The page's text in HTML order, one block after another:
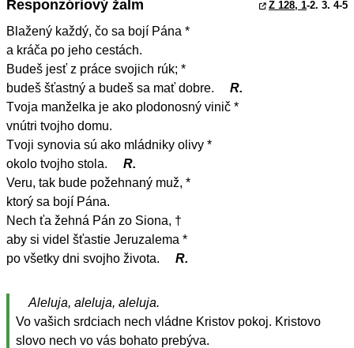
Responzóriový žalm Ž 128, 1-2. 3. 4-5
Blažený každý, čo sa bojí Pána *
a kráča po jeho cestách.
Budeš jesť z práce svojich rúk; *
budeš šťastný a budeš sa mať dobre.
R.
Tvoja manželka je ako plodonosný vinič *
vnútri tvojho domu.
Tvoji synovia sú ako mládniky olivy *
okolo tvojho stola.
R.
Veru, tak bude požehnaný muž, *
ktorý sa bojí Pána.
Nech ťa žehná Pán zo Siona, †
aby si videl šťastie Jeruzalema *
po všetky dni svojho života.
R.
Aleluja, aleluja, aleluja.
Vo vašich srdciach nech vládne Kristov pokoj. Kristovo
slovo nech vo vás bohato prebýva.